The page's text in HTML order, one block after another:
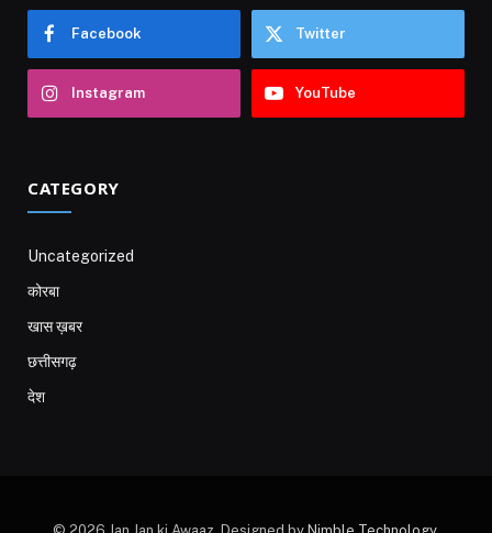
Facebook Twitter
Instagram YouTube
CATEGORY
Uncategorized
कोरबा
खास ख़बर
छत्तीसगढ़
देश